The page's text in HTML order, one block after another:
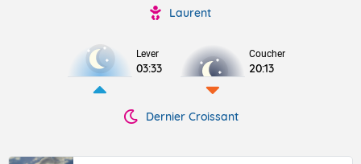
Laurent
Lever
03:33
Coucher
20:13
Dernier Croissant